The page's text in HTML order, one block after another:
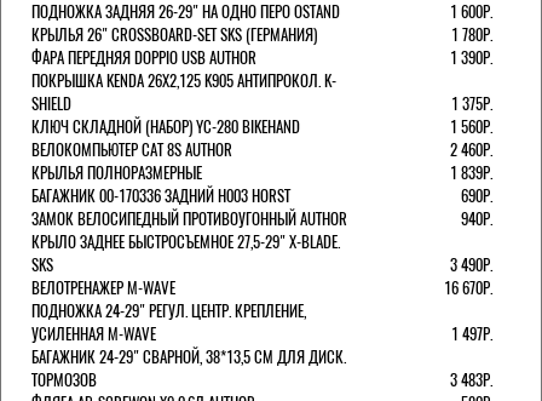
ПОДНОЖКА ЗАДНЯЯ 26-29" НА ОДНО ПЕРО OSTAND
1 600Р.
КРЫЛЬЯ 26" CROSSBOARD-SET SKS (ГЕРМАНИЯ)
1 780Р.
ФАРА ПЕРЕДНЯЯ DOPPIO USB AUTHOR
1 390Р.
ПОКРЫШКА KENDA 26Х2,125 K905 АНТИПРОКОЛ. K-
SHIELD
1 375Р.
КЛЮЧ СКЛАДНОЙ (НАБОР) YC-280 BIKEHAND
1 560Р.
ВЕЛОКОМПЬЮТЕР CAT 8S AUTHOR
2 460Р.
КРЫЛЬЯ ПОЛНОРАЗМЕРНЫЕ
1 839Р.
БАГАЖНИК 00-170336 ЗАДНИЙ H003 HORST
690Р.
ЗАМОК ВЕЛОСИПЕДНЫЙ ПРОТИВОУГОННЫЙ AUTHOR
940Р.
КРЫЛО ЗАДНЕЕ БЫСТРОСЪЕМНОЕ 27,5-29" X-BLADE.
SKS
3 490Р.
ВЕЛОТРЕНАЖЕР M-WAVE
16 670Р.
ПОДНОЖКА 24-29" РЕГУЛ. ЦЕНТР. КРЕПЛЕНИЕ,
УСИЛЕННАЯ M-WAVE
1 497Р.
БАГАЖНИК 24-29" СВАРНОЙ, 38*13,5 СМ ДЛЯ ДИСК.
ТОРМОЗОВ
3 483Р.